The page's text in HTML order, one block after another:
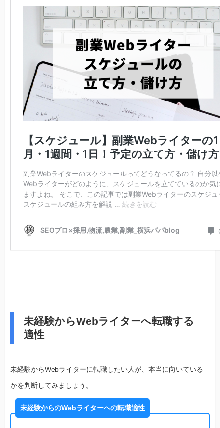
未経験からWebライターへ転職する
適性
未経験からWebライターに転職したい人が、本当に向いている
かを判断してみましょう。
未経験からのWebライターへの転職適性